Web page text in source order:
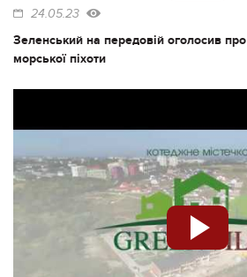
24.05.23
Зеленський на передовій оголосив
морської піхоти